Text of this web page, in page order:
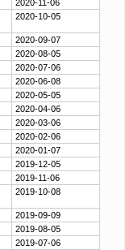
2020-11-06
2020-10-05
2020-09-07
2020-08-05
2020-07-06
2020-06-08
2020-05-05
2020-04-06
2020-03-06
2020-02-06
2020-01-07
2019-12-05
2019-11-06
2019-10-08
2019-09-09
2019-08-05
2019-07-06